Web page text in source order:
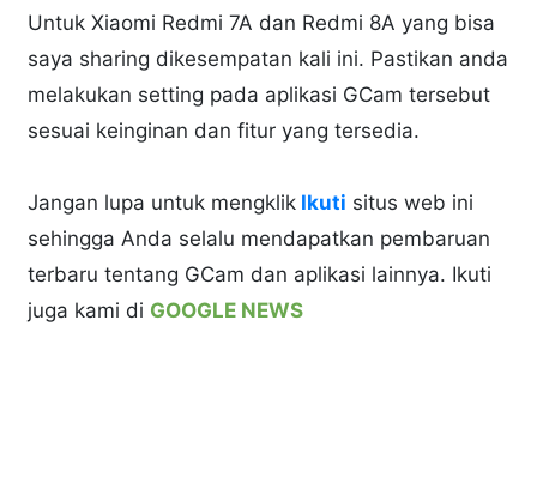
Untuk Xiaomi Redmi 7A dan Redmi 8A yang bisa
saya sharing dikesempatan kali ini. Pastikan anda
melakukan setting pada aplikasi GCam tersebut
sesuai keinginan dan fitur yang tersedia.
Jangan lupa untuk mengklik Ikuti situs web ini
sehingga Anda selalu mendapatkan pembaruan
terbaru tentang GCam dan aplikasi lainnya. Ikuti
juga kami di GOOGLE NEWS